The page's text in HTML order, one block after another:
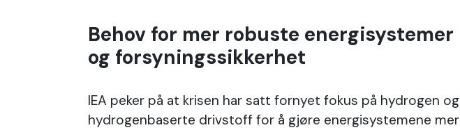
Behov for mer robuste energisystemer
og forsyningssikkerhet
IEA peker på at krisen har satt fornyet fokus på hydrogen og
hydrogenbaserte drivstoff for å gjøre energisystemene mer